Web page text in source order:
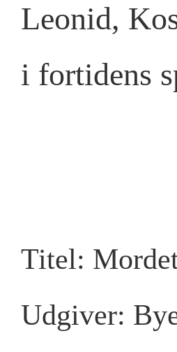
Leonid,
i fortidens
Titel:
Udgiver: